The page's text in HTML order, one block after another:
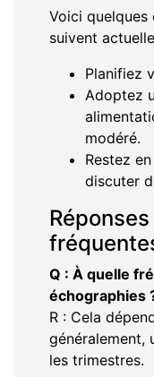
Voici quelques
suivent
Planifiez
Adoptez
modéré.
Restez
discuter
Q : À quelle
échographies
R : Cela
généralement,
les trimestres.